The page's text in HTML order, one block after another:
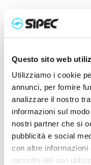
Questo sito web
Utilizziamo i cookie
annunci, per fornire
analizzare il nostro
informazioni sul
nostri partner che si
pubblicità e social
con altre informazioni
raccolto dal suo
23138
Borsa porta casco
tasca porta guanti